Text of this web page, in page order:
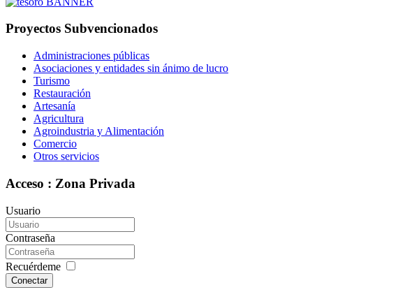
Proyectos Subvencionados
Administraciones públicas
Asociaciones y entidades sin ánimo de lucro
Turismo
Restauración
Artesanía
Agricultura
Agroindustria y Alimentación
Comercio
Otros servicios
Acceso : Zona Privada
Usuario
Contraseña
Recuérdeme
Conectar